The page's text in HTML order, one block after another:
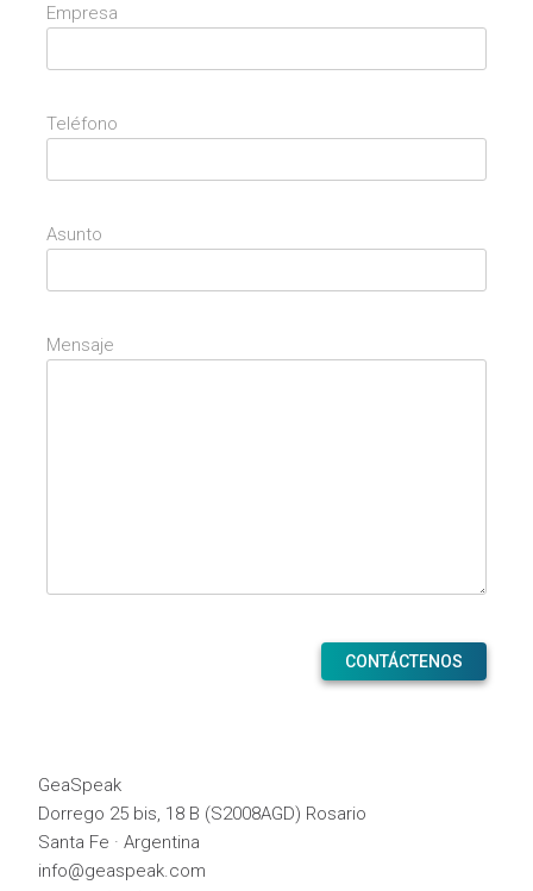
Empresa
Teléfono
Asunto
Mensaje
GeaSpeak
Dorrego 25 bis, 18 B (S2008AGD) Rosario
Santa Fe · Argentina
info@geaspeak.com